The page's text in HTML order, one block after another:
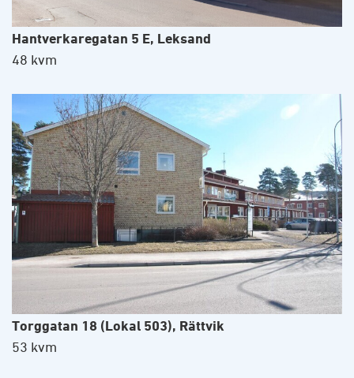
Hantverkaregatan 5 E, Leksand
48 kvm
Torggatan 18 (Lokal 503), Rättvik
53 kvm